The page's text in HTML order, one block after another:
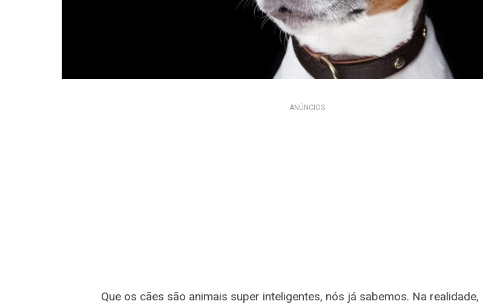
ANÚNCIOS
Que os cães são animais super inteligentes, nós já sabemos. Na realidade,